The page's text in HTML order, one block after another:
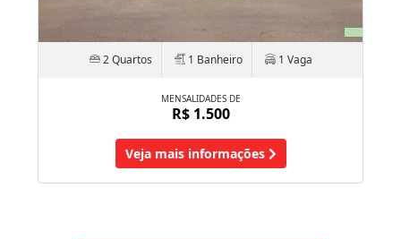
2 Quartos 1 Banheiro 1 Vaga
MENSALIDADES DE
R$ 1.500
Veja mais informações